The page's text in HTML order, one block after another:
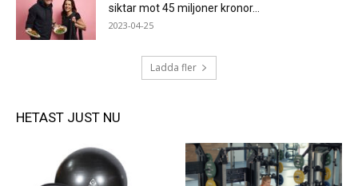
siktar mot 45 miljoner kronor...
2023-04-25
Ladda fler
HETAST JUST NU